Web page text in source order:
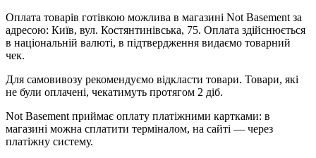
Оплата товарів готівкою можлива в магазині Not Basement за
адресою: Київ, вул. Костянтинівська, 75. Оплата здійснюється
в національній валюті, в підтвердження видаємо товарний
чек.
Для самовивозу рекомендуємо відкласти товари. Товари, які
не були оплачені, чекатимуть протягом 2 діб.
Not Basement приймає оплату платіжними картками: в
магазині можна сплатити терміналом, на сайті — через
платіжну систему.